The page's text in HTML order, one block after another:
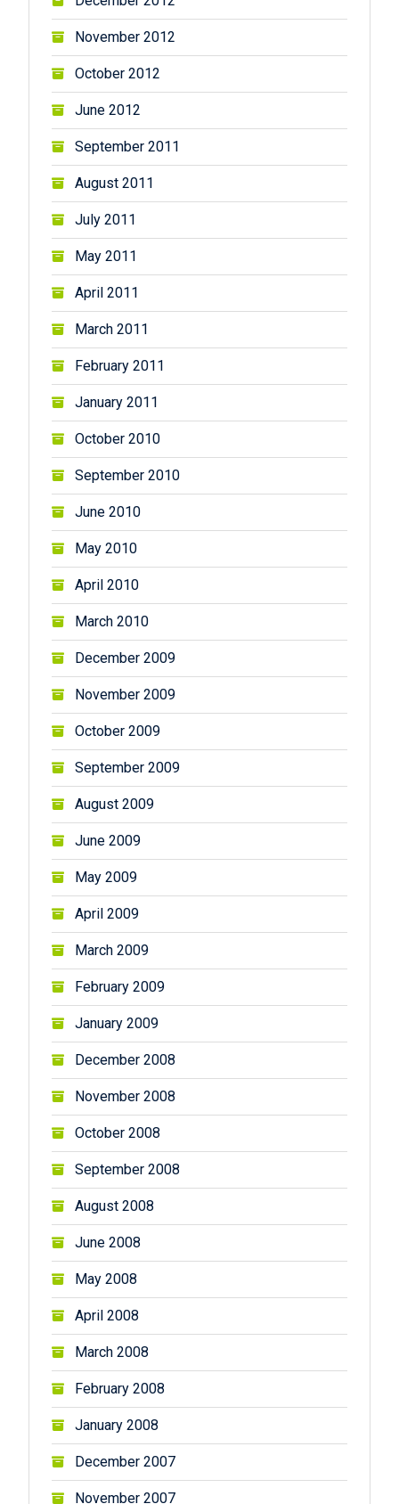
November 2012
October 2012
June 2012
September 2011
August 2011
July 2011
May 2011
April 2011
March 2011
February 2011
January 2011
October 2010
September 2010
June 2010
May 2010
April 2010
March 2010
December 2009
November 2009
October 2009
September 2009
August 2009
June 2009
May 2009
April 2009
March 2009
February 2009
January 2009
December 2008
November 2008
October 2008
September 2008
August 2008
June 2008
May 2008
April 2008
March 2008
February 2008
January 2008
December 2007
November 2007